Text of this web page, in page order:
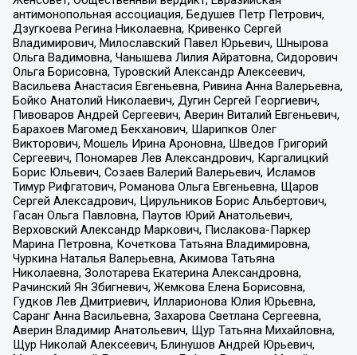
антимонопольная ассоциация, Бедушев Петр Петрович,
Дзугкоева Регина Николаевна, Кривенко Сергей
Владимирович, Милославский Павел Юрьевич, Шнырова
Ольга Вадимовна, Чанышева Лилия Айратовна, Сидорович
Ольга Борисовна, Туровский Александр Алексеевич,
Васильева Анастасия Евгеньевна, Ривина Анна Валерьевна,
Бойко Анатолий Николаевич, Дугин Сергей Георгиевич,
Пивоваров Андрей Сергеевич, Аверин Виталий Евгеньевич,
Барахоев Магомед Бекханович, Шарипков Олег
Викторович, Мошель Ирина Ароновна, Шведов Григорий
Сергеевич, Пономарев Лев Александрович, Каргалицкий
Борис Юльевич, Созаев Валерий Валерьевич, Исламов
Тимур Рифгатович, Романова Ольга Евгеньевна, Щаров
Сергей Алексадрович, Цирульников Борис Альбертович,
Гасан Ольга Павловна, Паутов Юрий Анатольевич,
Верховский Александр Маркович, Пислакова-Паркер
Марина Петровна, Кочеткова Татьяна Владимировна,
Чуркина Наталья Валерьевна, Акимова Татьяна
Николаевна, Золотарева Екатерина Александровна,
Рачинский Ян Збигневич, Жемкова Елена Борисовна,
Гудков Лев Дмитриевич, Илларионова Юлия Юрьевна,
Саранг Анна Васильевна, Захарова Светлана Сергеевна,
Аверин Владимир Анатольевич, Щур Татьяна Михайловна,
Щур Николай Алексеевич, Блинушов Андрей Юрьевич,